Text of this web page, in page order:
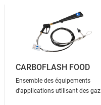
CARBOFLASH FOOD
Ensemble des équipements
d'applications utilisant des gaz